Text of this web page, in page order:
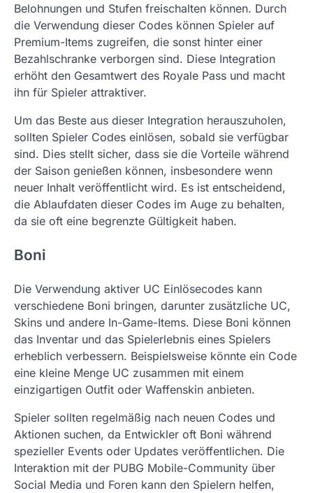
Belohnungen und Stufen freischalten können. Durch
die Verwendung dieser Codes können Spieler auf
Premium-Items zugreifen, die sonst hinter einer
Bezahlschranke verborgen sind. Diese Integration
erhöht den Gesamtwert des Royale Pass und macht
ihn für Spieler attraktiver.
Um das Beste aus dieser Integration herauszuholen,
sollten Spieler Codes einlösen, sobald sie verfügbar
sind. Dies stellt sicher, dass sie die Vorteile während
der Saison genießen können, insbesondere wenn
neuer Inhalt veröffentlicht wird. Es ist entscheidend,
die Ablaufdaten dieser Codes im Auge zu behalten,
da sie oft eine begrenzte Gültigkeit haben.
Boni
Die Verwendung aktiver UC Einlösecodes kann
verschiedene Boni bringen, darunter zusätzliche UC,
Skins und andere In-Game-Items. Diese Boni können
das Inventar und das Spielerlebnis eines Spielers
erheblich verbessern. Beispielsweise könnte ein Code
eine kleine Menge UC zusammen mit einem
einzigartigen Outfit oder Waffenskin anbieten.
Spieler sollten regelmäßig nach neuen Codes und
Aktionen suchen, da Entwickler oft Boni während
spezieller Events oder Updates veröffentlichen. Die
Interaktion mit der PUBG Mobile-Community über
Social Media und Foren kann den Spielern helfen,